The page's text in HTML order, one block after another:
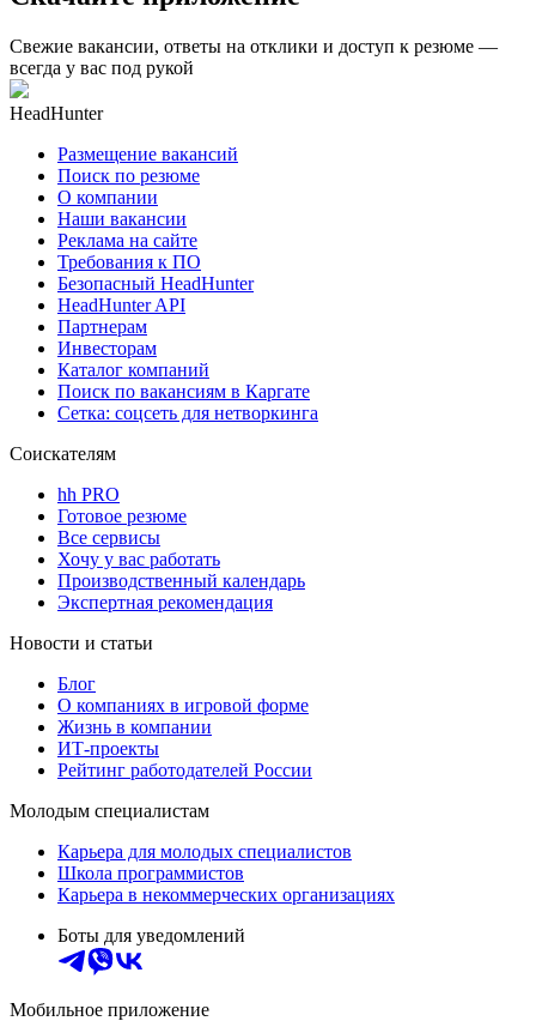
Свежие вакансии, ответы на отклики и доступ к резюме —
всегда у вас под рукой
HeadHunter
Размещение вакансий
Поиск по резюме
О компании
Наши вакансии
Реклама на сайте
Требования к ПО
Безопасный HeadHunter
HeadHunter API
Партнерам
Инвесторам
Каталог компаний
Поиск по вакансиям в Каргате
Сетка: соцсеть для нетворкинга
Соискателям
hh PRO
Готовое резюме
Все сервисы
Хочу у вас работать
Производственный календарь
Экспертная рекомендация
Новости и статьи
Блог
О компаниях в игровой форме
Жизнь в компании
ИТ-проекты
Рейтинг работодателей России
Молодым специалистам
Карьера для молодых специалистов
Школа программистов
Карьера в некоммерческих организациях
Боты для уведомлений
Мобильное приложение